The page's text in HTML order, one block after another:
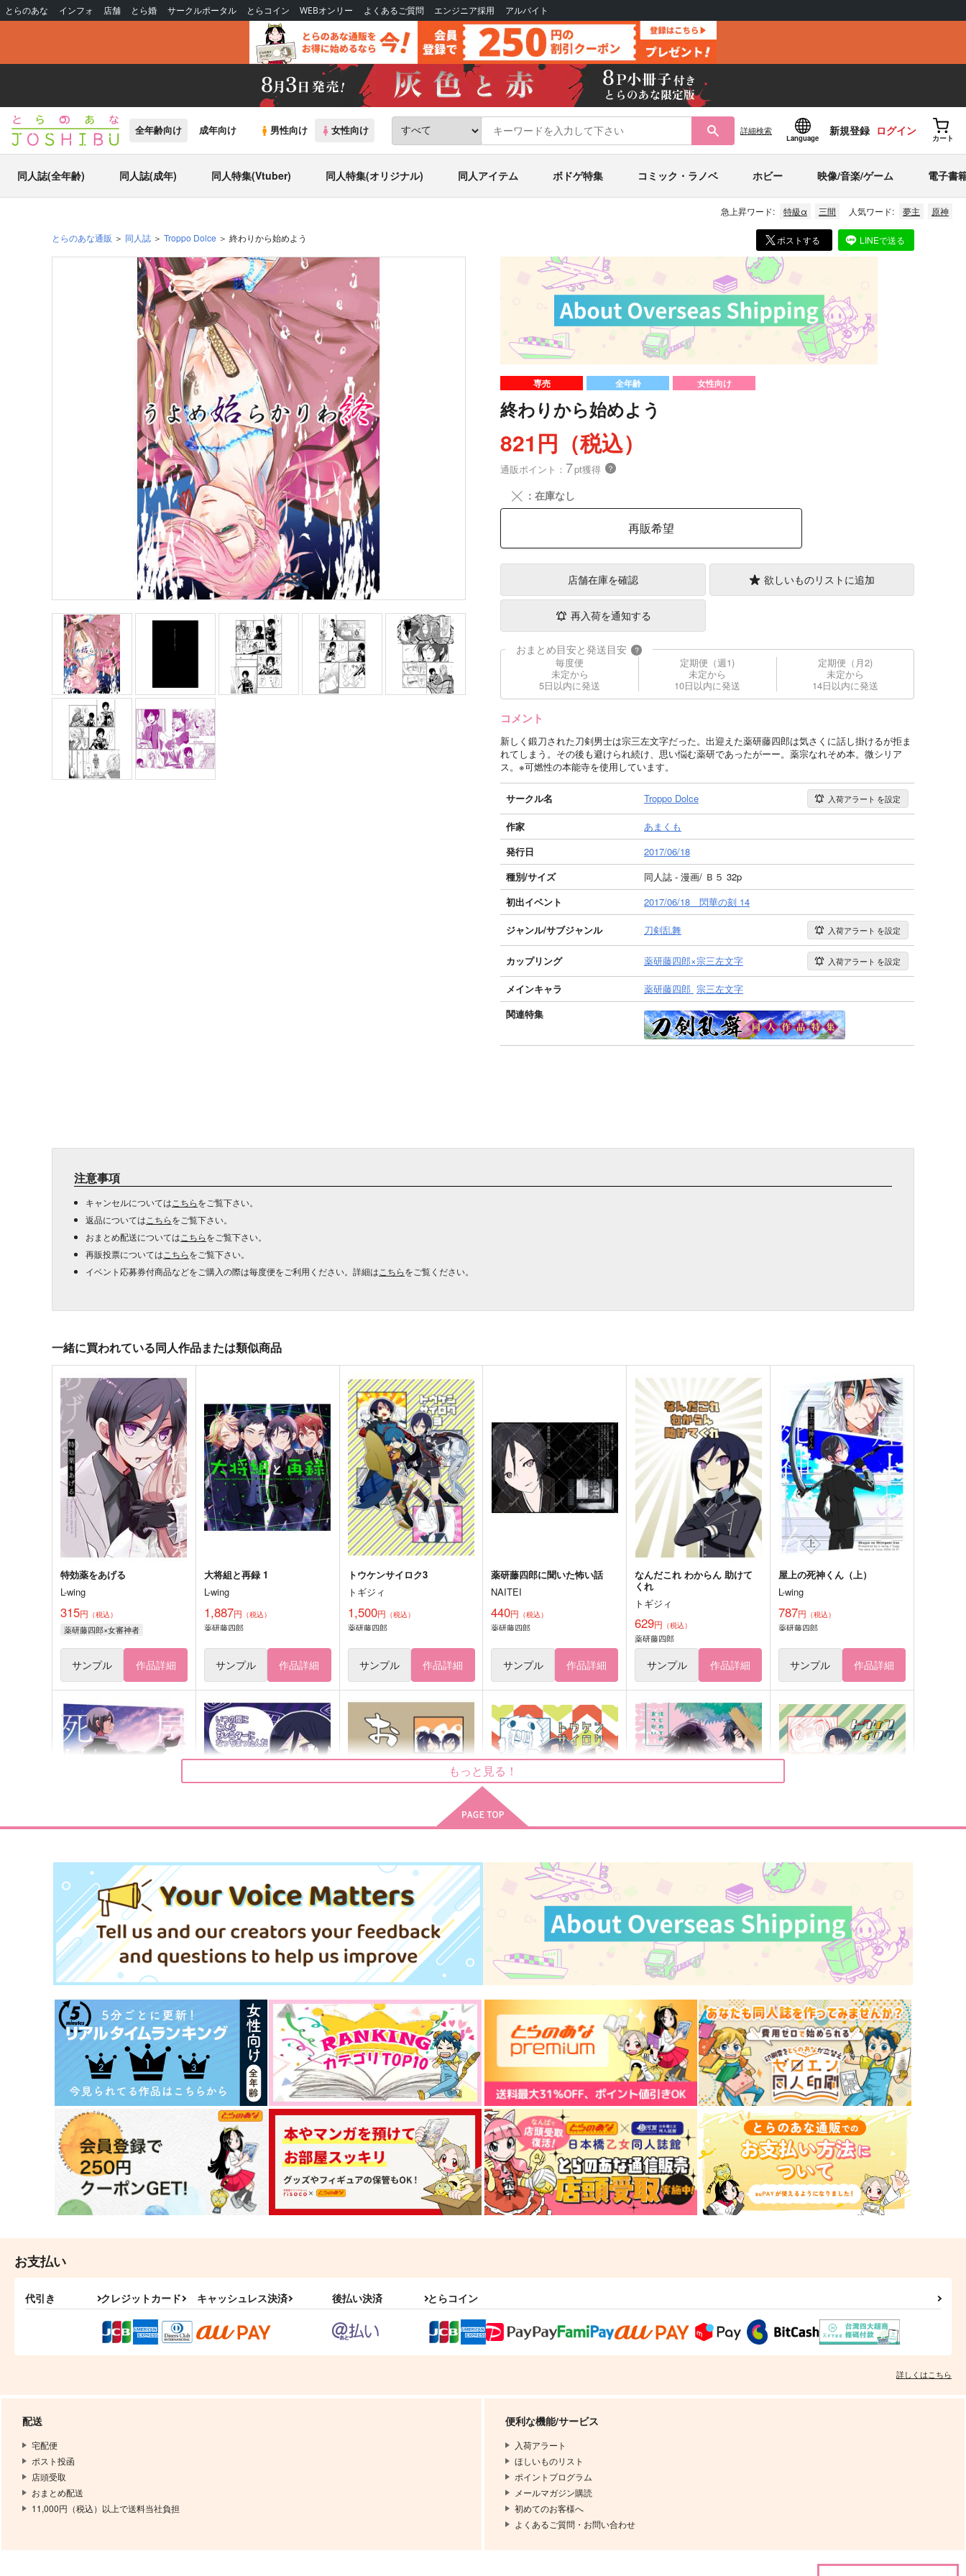
とらのあな インフォ 店舗 とら婚 サークルポータル とらコイン WEBオンリー よくあるご質問 エンジニア採用 アルバイト
全年齢向け 成年向け 男性向け 女性向け 詳細検索
Language
新規登録 ログイン
カート
同人誌(全年齢) 同人誌(成年) 同人特集(Vtuber) 同人特集(オリジナル) 同人アイテム ボドゲ特集 コミック・ラノベ ホビー 映像/音楽/ゲーム 電子書
急上昇ワード: 特級α 三間 人気ワード: 夢主 原神
とらのあな通販 同人誌 Troppo Dolce 終わりから始めよう ポストする LINEで送る
専売 全年齢 女性向け
終わりから始めよう
821円（税込）
通販ポイント： 7pt獲得 ？
╳ ：在庫なし
再販希望
店舗在庫を確認 欲しいものリストに追加
再入荷を通知する
おまとめ目安と発送目安 ?
毎度便
未定から
5日以内に発送
定期便（週1)
未定から
10日以内に発送
定期便（月2)
未定から
14日以内に発送
コメント
新しく鍛刀された刀剣男士は宗三左文字だった。出迎えた薬研藤四郎は気さくに話し掛けるが拒ま
れてしまう。その後も避けられ続け、思い悩む薬研であったがーー。薬宗なれそめ本。微シリア
ス。※可燃性の本能寺を使用しています。
サークル名 Troppo Dolce 入荷アラート を設定
作家
あまくも
発行日
2017/06/18
種別/サイズ
同人誌 - 漫画/ Ｂ５ 32p
初出イベント
2017/06/18 閃華の刻 14
ジャンル/サブジャンル 刀剣乱舞 入荷アラート を設定
カップリング 薬研藤四郎×宗三左文字 入荷アラート を設定
メインキャラ 薬研藤四郎 宗三左文字
関連特集
注意事項
キャンセルについては こちらをご覧下さい。
返品については こちらをご覧下さい。
おまとめ配送については こちらをご覧下さい。
再販投票については こちらをご覧下さい。
イベント応募券付商品などをご購入の際は毎度便をご利用ください。詳細は こちらをご覧ください。
一緒に買われている同人作品または類似商品
特効薬をあげる
L-wing
315円 （税込）
薬研藤四郎×女審神者
サンプル 作品詳細
大将組と再録 1
L-wing
1,887円 （税込）
薬研藤四郎
サンプル 作品詳細
トウケンサイロク3
トギジィ
1,500円 （税込）
薬研藤四郎
サンプル 作品詳細
薬研藤四郎に聞いた怖い話
NAITEI
440円 （税込）
薬研藤四郎
サンプル 作品詳細
なんだこれ わからん 助けて
くれ
トギジィ
629円 （税込）
薬研藤四郎
サンプル 作品詳細
屋上の死神くん（上）
L-wing
787円 （税込）
薬研藤四郎
サンプル 作品詳細
屋上の死神くん（下）
L-wing
787円 （税込）
薬研藤四郎
サンプル 作品詳細
いつの間にこんなモンスター
になっちまったんだ
トギジィ
787 （税込）
薬研藤四郎
サンプル 作品詳細
おだだだ！！
787円（税込）
薬研藤四郎
サンプル 作品詳細
トウケンサイロク
薬研藤四郎
サンプル 作品詳細
薬研が隊長！～はじめてのお
つかい～
L-wing
629円（税込）
薬研藤四郎
サンプル 作品詳細
トギジィ
1,478 円 （税込）
サンプル 作品詳細
道草ランプ
1,887
小夜左文字
サンプル 作品詳細
道草ランプ
小夜左文字
サンプル 作品詳細
道草ランプ
小夜左文字
サンプル 作品詳細
道草ランプ
小夜左文字
サンプル 作品詳細
ンのおまけ本～
サンプル 作品詳細
道草ランプ
小夜左文字
サンプル 作品詳細
間食もぐもぐ本2
間食もぐもぐ本6
もっと見る！
お支払い
代引き クレジットカード キャッシュレス決済 後払い決済 とらコイン
詳しくはこちら
配送
宅配便
ポスト投函
店頭受取
おまとめ配送
11,000円（税込）以上で送料当社負担
便利な機能/サービス
入荷アラート
ほしいものリスト
ポイントプログラム
メールマガジン購読
初めてのお客様へ
よくあるご質問・お問い合わせ